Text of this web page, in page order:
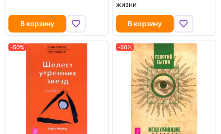
В корзину
жизни
В корзину
-50% -50%